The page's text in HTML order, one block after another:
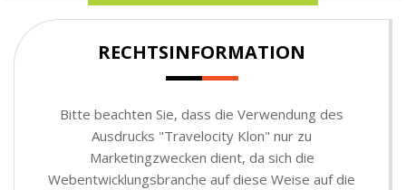
RECHTSINFORMATION
Bitte beachten Sie, dass die Verwendung des
Ausdrucks "Travelocity Klon" nur zu
Marketingzwecken dient, da sich die
Webentwicklungsbranche auf diese Weise auf die